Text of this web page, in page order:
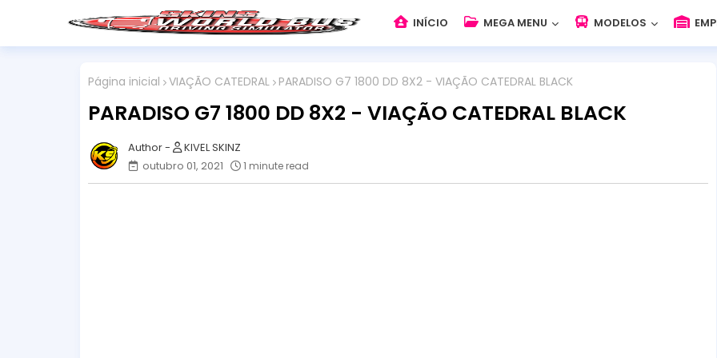
INÍCIO MEGA MENU MODELOS
Página inicial VIAÇÃO CATEDRAL PARADISO G7 1800 DD 8X2 - VIAÇÃO CATEDRAL BLACK
PARADISO G7 1800 DD 8X2 - VIAÇÃO CATEDRAL BLACK
KIVEL SKINZ
outubro 01, 2021
1 minute read